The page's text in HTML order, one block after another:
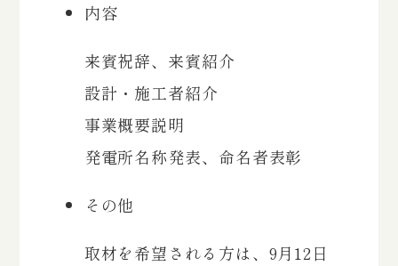
内容
来賓祝辞、来賓紹介
設計・施工者紹介
事業概要説明
発電所名称発表、命名者表彰
その他
取材を希望される方は、9月12日